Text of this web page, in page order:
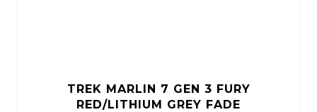
TREK MARLIN 7 GEN 3 FURY
RED/LITHIUM GREY FADE